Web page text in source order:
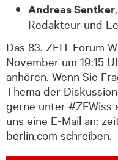
Andreas Sentker
Redakteur und
Das 83. ZEIT Forum
November um 19:15
anhören. Wenn Sie
Thema der
gerne unter #ZFWiss
uns eine E-Mail an:
berlin.com schreiben.